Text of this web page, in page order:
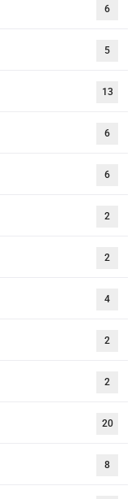
6
5
13
6
6
2
2
4
2
2
20
8